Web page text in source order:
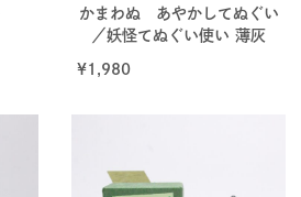
かまわぬ あやかしてぬぐい
／妖怪てぬぐい使い 薄灰
¥1,980